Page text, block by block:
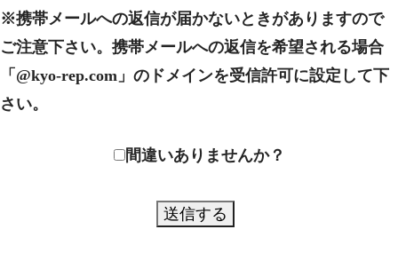
※携帯メールへの返信が届かないときがありますので
ご注意下さい。携帯メールへの返信を希望される場合
「@kyo-rep.com」のドメインを受信許可に設定して下
さい。
間違いありませんか？